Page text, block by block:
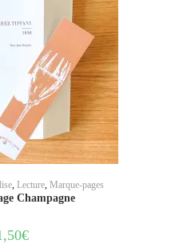
AU PANIER
, Lecture, Marque-pages
Champagne
€